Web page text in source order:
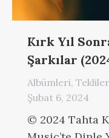
Kırk Yıl
Şarkılar
Albümleri,
Şubat 6, 2024
© 2024 Tahta